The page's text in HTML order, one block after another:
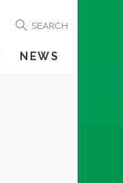
SEARCH
NEWS